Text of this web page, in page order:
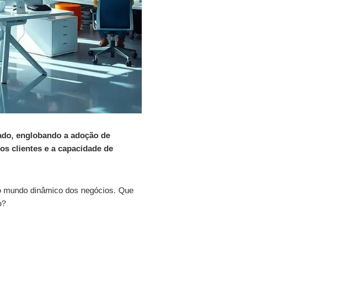
englobando a adoção de
clientes e a capacidade de
dinâmico dos negócios. Que